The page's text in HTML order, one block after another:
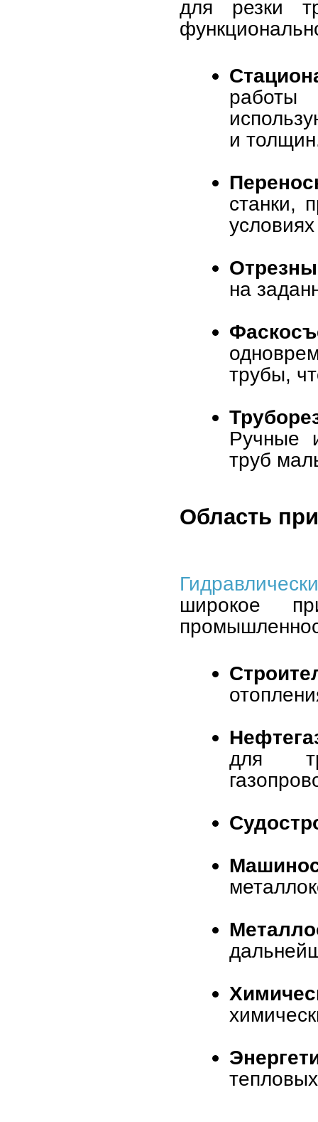
для резки
работы
и
станки,
на
трубы,
Ручные
труб
Область
широкое
для